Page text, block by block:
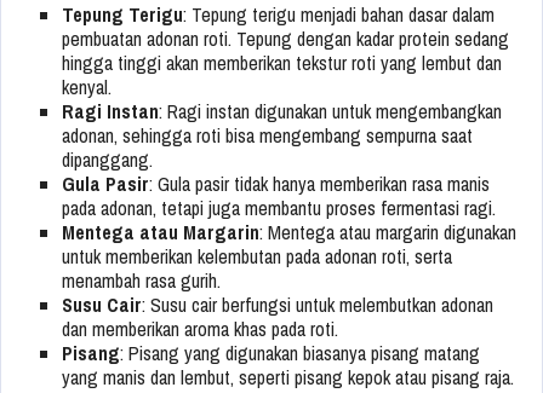
Tepung Terigu: Tepung terigu menjadi bahan dasar dalam
pembuatan adonan roti. Tepung dengan kadar protein sedang
hingga tinggi akan memberikan tekstur roti yang lembut dan
kenyal.
Ragi Instan: Ragi instan digunakan untuk mengembangkan
adonan, sehingga roti bisa mengembang sempurna saat
dipanggang.
Gula Pasir: Gula pasir tidak hanya memberikan rasa manis
pada adonan, tetapi juga membantu proses fermentasi ragi.
Mentega atau Margarin: Mentega atau margarin digunakan
untuk memberikan kelembutan pada adonan roti, serta
menambah rasa gurih.
Susu Cair: Susu cair berfungsi untuk melembutkan adonan
dan memberikan aroma khas pada roti.
Pisang: Pisang yang digunakan biasanya pisang matang
yang manis dan lembut, seperti pisang kepok atau pisang raja.